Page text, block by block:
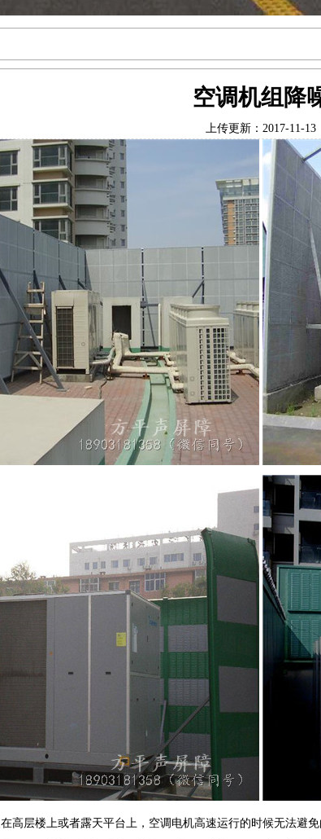
空调机组降
上传更新：2017-11-13
高层楼上或者露天平台上，空调电机高速运行的时候无法避